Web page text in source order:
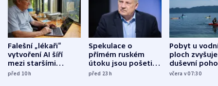
Falešní „lékaři“
vytvoření AI šíří
mezi staršími
Poláky nebezpečné
před 10h
Spekulace o
přímém ruském
útoku jsou pošetilé,
míní estonský
před 23h
Pobyt u
ploch zvyšuje
duševní
ukázala
včera v 07:30